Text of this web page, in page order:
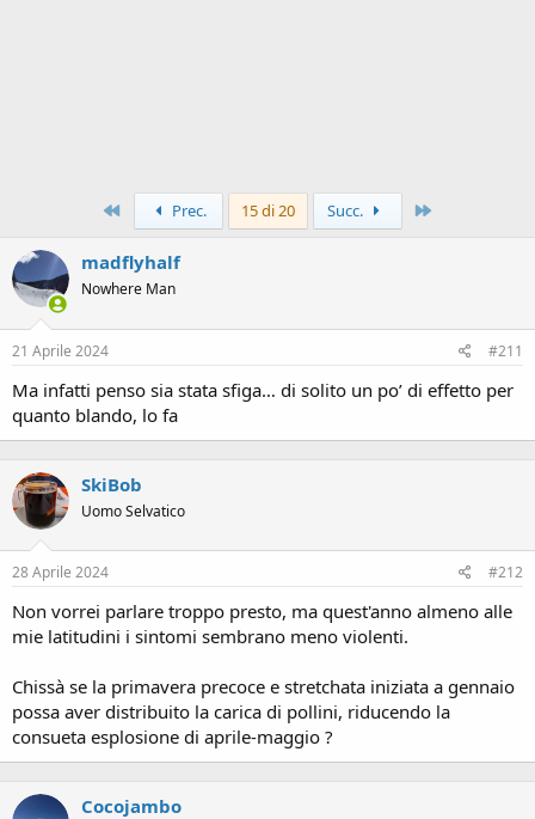
Primo Prec. 15 di 20 Succ.
madflyhalf
Nowhere Man
21 Aprile 2024 #211
Ma infatti penso sia stata sfiga… di solito un po’ di effetto per
quanto blando, lo fa
SkiBob
Uomo Selvatico
28 Aprile 2024 #212
Non vorrei parlare troppo presto, ma quest'anno almeno alle
mie latitudini i sintomi sembrano meno violenti.
Chissà se la primavera precoce e stretchata iniziata a gennaio
possa aver distribuito la carica di pollini, riducendo la
consueta esplosione di aprile-maggio ?
Cocojambo